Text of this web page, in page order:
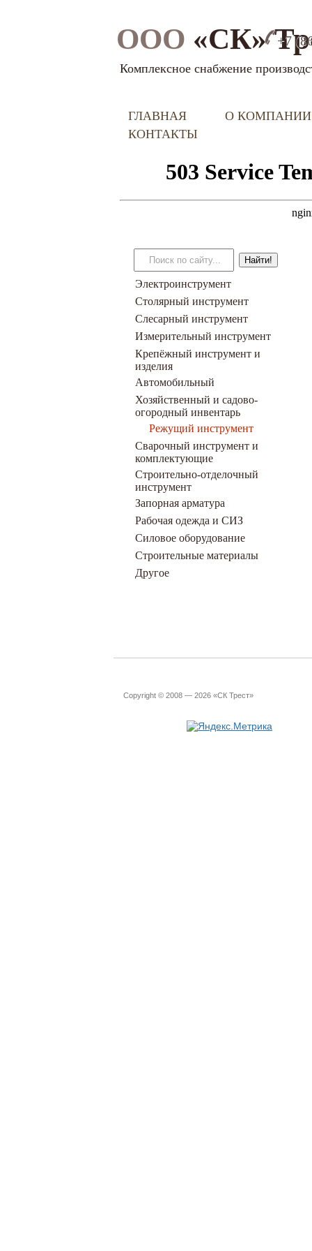
ООО «СК»
Комплексное снабжение
+7
ГЛАВНАЯ
О КОМПАНИИ
КОНТАКТЫ
Электроинструмент
Столярный инструмент
Слесарный инструмент
Измерительный инструмент
Крепёжный инструмент и
изделия
Автомобильный
Хозяйственный и садово-
огородный инвентарь
Режущий инструмент
Сварочный инструмент и
комплектующие
Строительно-отделочный
инструмент
Запорная арматура
Рабочая одежда и СИЗ
Силовое оборудование
Строительные материалы
Другое
Copyright © 2008 — 2026 «СК Трест»